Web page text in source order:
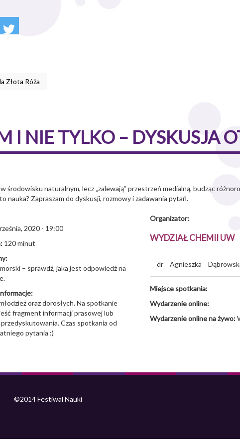
Złota Róża
I NIE TYLKO – DYSKUSJA
naturalnym, lecz „zalewają” przestrzeń medialną, budząc
nauka? Zapraszam do dyskusji, rozmowy i zadawania pytań.
2020 - 19:00
120 minut
– sprawdź, jaka jest odpowiedź na
oraz dorosłych. Na spotkanie
fragment informacji prasowej lub
Czas spotkania od
pytania :)
Organizator:
WYDZIAŁ CHEMII UW
dr Agnieszka
Miejsce spotkania:
Wydarzenie online:
Wydarzenie online na żywo:
©2014 Festiwal Nauki